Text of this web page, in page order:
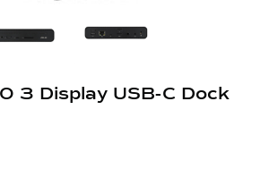
3 Display USB-C Dock